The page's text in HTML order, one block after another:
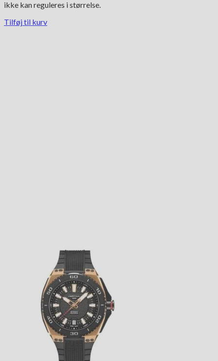
ikke kan reguleres i størrelse.
Tilføj til kurv